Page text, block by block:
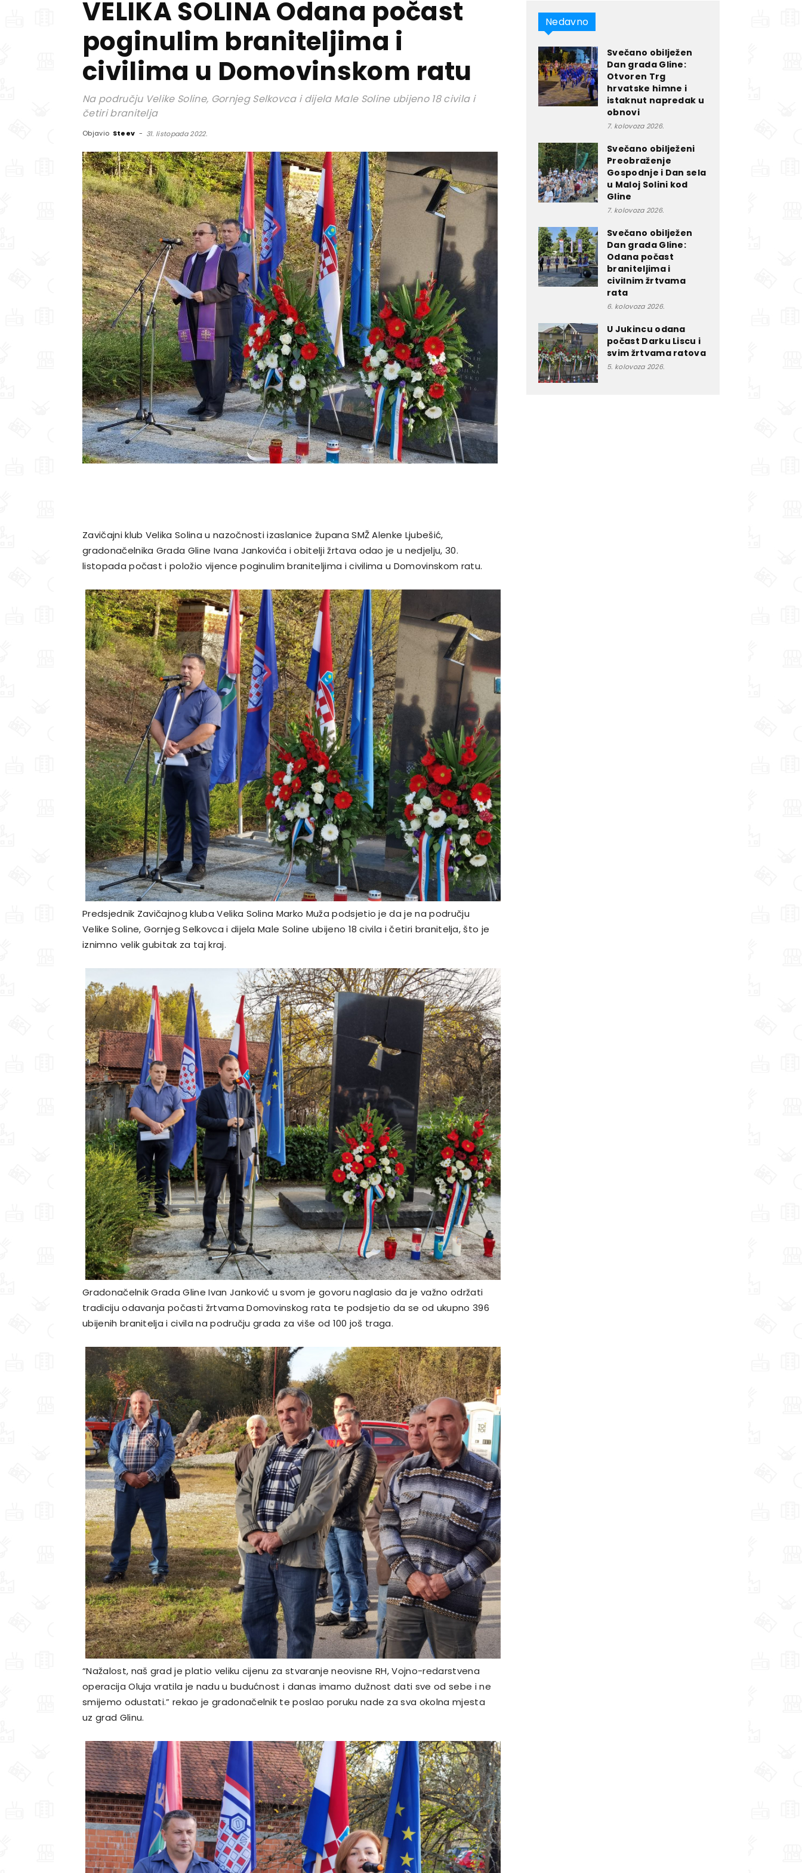
VELIKA SOLINA Odana počast
poginulim braniteljima i
civilima u Domovinskom ratu
Na području Velike Soline, Gornjeg Selkovca i dijela Male Soline ubijeno 18 civila i
četiri branitelja
Objavio Steev - 31. listopada 2022.
Zavičajni klub Velika Solina u nazočnosti izaslanice župana SMŽ Alenke Ljubešić,
gradonačelnika Grada Gline Ivana Jankovića i obitelji žrtava odao je u nedjelju, 30.
listopada počast i položio vijence poginulim braniteljima i civilima u Domovinskom ratu.
Predsjednik Zavičajnog kluba Velika Solina Marko Muža podsjetio je da je na području
Velike Soline, Gornjeg Selkovca i dijela Male Soline ubijeno 18 civila i četiri branitelja, što je
iznimno velik gubitak za taj kraj.
Gradonačelnik Grada Gline Ivan Janković u svom je govoru naglasio da je važno održati
tradiciju odavanja počasti žrtvama Domovinskog rata te podsjetio da se od ukupno 396
ubijenih branitelja i civila na području grada za više od 100 još traga.
“Nažalost, naš grad je platio veliku cijenu za stvaranje neovisne RH, Vojno-redarstvena
operacija Oluja vratila je nadu u budućnost i danas imamo dužnost dati sve od sebe i ne
smijemo odustati.” rekao je gradonačelnik te poslao poruku nade za sva okolna mjesta
uz grad Glinu.
Nedavno
Svečano obilježen
Dan grada Gline:
Otvoren Trg
hrvatske himne i
istaknut napredak u
obnovi
7. kolovoza 2026.
Svečano obilježeni
Preobraženje
Gospodnje i Dan sela
u Maloj Solini kod
Gline
7. kolovoza 2026.
Svečano obilježen
Dan grada Gline:
Odana počast
braniteljima i
civilnim žrtvama
rata
6. kolovoza 2026.
U Jukincu odana
počast Darku Liscu i
svim žrtvama ratova
5. kolovoza 2026.